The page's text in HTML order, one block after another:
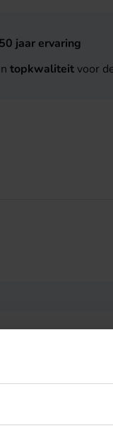
50 jaar ervaring
topkwaliteit voor